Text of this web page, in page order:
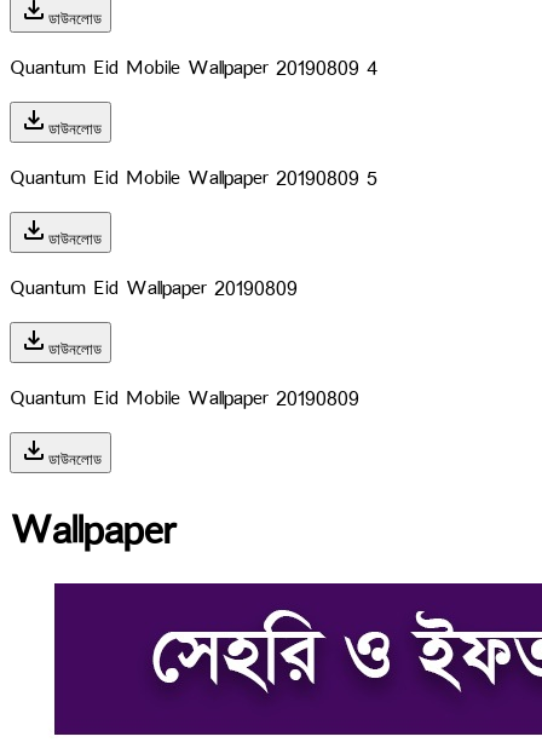
download ডাউনলোড
Quantum Eid Mobile Wallpaper 20190809 4
download ডাউনলোড
Quantum Eid Mobile Wallpaper 20190809 5
download ডাউনলোড
Quantum Eid Wallpaper 20190809
download ডাউনলোড
Quantum Eid Mobile Wallpaper 20190809
download ডাউনলোড
Wallpaper